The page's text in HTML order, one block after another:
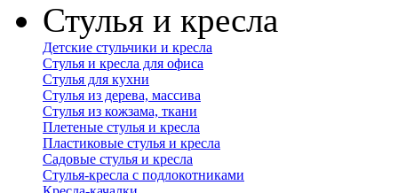
Стулья и кресла
Детские стульчики и кресла
Стулья и кресла для офиса
Стулья для кухни
Стулья из дерева, массива
Стулья из кожзама, ткани
Плетеные стулья и кресла
Пластиковые стулья и кресла
Садовые стулья и кресла
Стулья-кресла с подлокотниками